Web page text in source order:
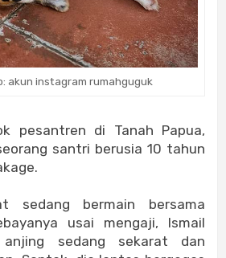
akun instagram rumahguguk
pesantren di Tanah Papua,
santri berusia 10 tahun
sedang bermain bersama
usai mengaji, Ismail
sedang sekarat dan